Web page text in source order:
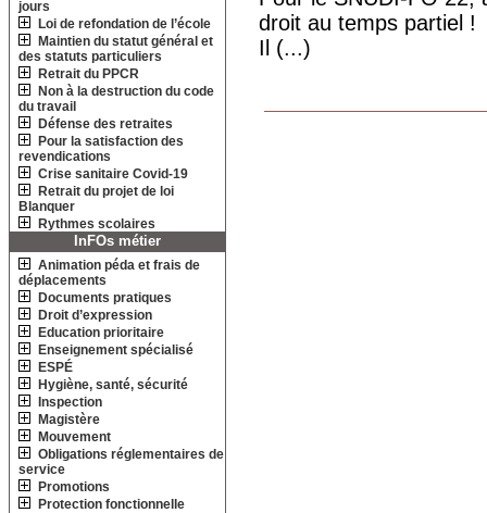
jours
Loi de refondation de l’école
Maintien du statut général et
des statuts particuliers
Retrait du PPCR
Non à la destruction du code
du travail
Défense des retraites
Pour la satisfaction des
revendications
Crise sanitaire Covid-19
Retrait du projet de loi
Blanquer
Rythmes scolaires
InFOs métier
Animation péda et frais de
déplacements
Documents pratiques
Droit d’expression
Education prioritaire
Enseignement spécialisé
ESPÉ
Hygiène, santé, sécurité
Inspection
Magistère
Mouvement
Obligations réglementaires de
service
Promotions
Protection fonctionnelle
droit au temps partiel !
Il (...)